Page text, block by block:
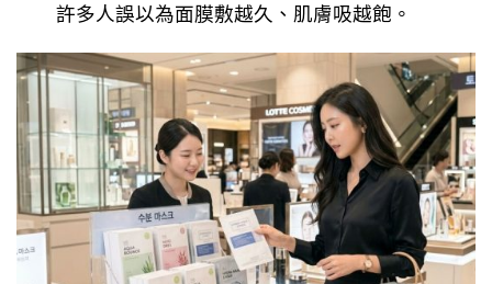
許多人誤以為面膜敷越久、肌膚吸越飽。